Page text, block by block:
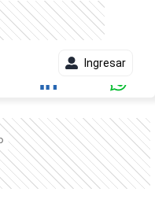
Ingresar